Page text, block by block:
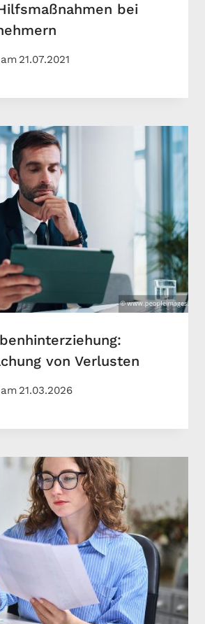
bei
21.07.2021
von Verlusten
21.03.2026